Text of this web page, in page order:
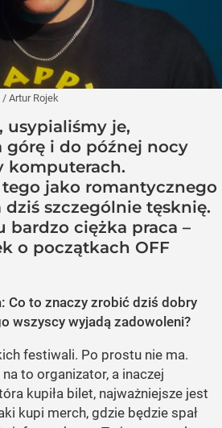
/ Artur Rojek
usypialiśmy je,
i do późnej nocy
komputerach.
jako romantycznego
szczególnie tęsknię.
bardzo ciężka praca –
o początkach OFF
Co to znaczy zrobić dziś dobry
wszyscy wyjadą zadowoleni?
festiwali. Po prostu nie ma.
to organizator, a inaczej
kupiła bilet, najważniejsze jest
kupi merch, gdzie będzie spał